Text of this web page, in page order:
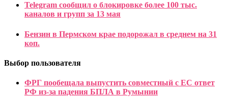
Telegram сообщил о блокировке более 100 тыс.
каналов и групп за 13 мая
Бензин в Пермском крае подорожал в среднем на 31
коп.
Выбор пользователя
ФРГ пообещала выпустить совместный с ЕС ответ
РФ из-за падения БПЛА в Румынии